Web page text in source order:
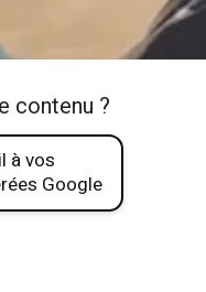
contenu ?
à vos
Google